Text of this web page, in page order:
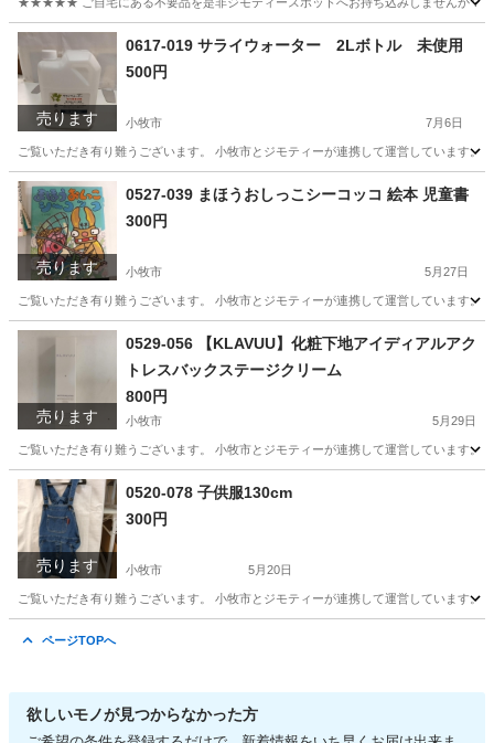
愛知 小牧市 マスク
売ります
0617-019 サライウォーター 2Lボトル 未使用
500円
小牧市 7月6日
ご覧いただき有り難うございます。 小牧市とジモティーが連携して運営していま
愛知 小牧市 リユース
売ります
0527-039 まほうおしっこシーコッコ 絵本 児童書
300円
小牧市 5月27日
ご覧いただき有り難うございます。 小牧市とジモティーが連携して運営していま
愛知 小牧市 リユース
売ります
0529-056 【KLAVUU】化粧下地アイディアルアク
トレスバックステージクリーム
800円
小牧市 5月29日
ご覧いただき有り難うございます。 小牧市とジモティーが連携して運営していま
愛知 小牧市 リユース
売ります
0520-078 子供服130cm
300円
小牧市 5月20日
ご覧いただき有り難うございます。 小牧市とジモティーが連携して運営していま
ページTOPへ
欲しいモノが見つからなかった方